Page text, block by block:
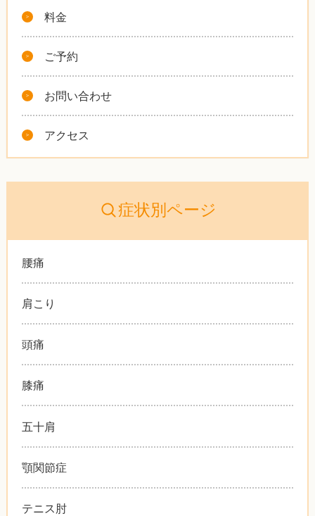
料金
ご予約
お問い合わせ
アクセス
症状別ページ
腰痛
肩こり
頭痛
膝痛
五十肩
顎関節症
テニス肘